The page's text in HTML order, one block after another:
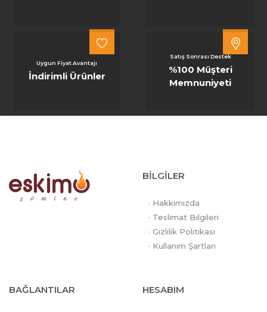
Uygun Fiyat Avantajı
İndirimli Ürünler
Satış Sonrası Destek
%100 Müşteri
Memnuniyeti
BİLGİLER
· Hakkımızda
· Teslimat Bilgileri
· Gizlilik Politikası
· Kullanım Şartları
BAĞLANTILAR HESABIM